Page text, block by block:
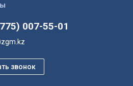
007-55-01